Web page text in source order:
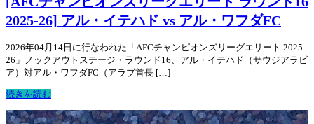
2025-26] アル・イテハド vs アル・ワフダFC
2026年04月14日に行なわれた「AFCチャンピオンズリーグエリート 2025-
26」ノックアウトステージ・ラウンド16、アル・イテハド（サウジアラビ
ア）対アル・ワフダFC（アラブ首長 […]
続きを読む